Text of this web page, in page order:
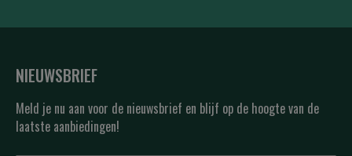
NIEUWSBRIEF
Meld je nu aan voor de nieuwsbrief en blijf op de hoogte van de
laatste aanbiedingen!